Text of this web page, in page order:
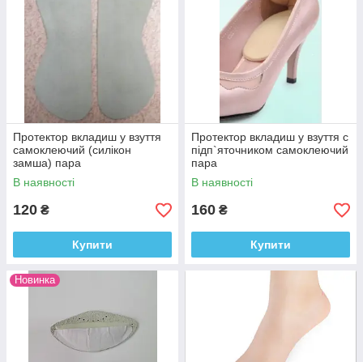
Протектор вкладиш у взуття
самоклеючий (силікон
замша) пара
В наявності
120 ₴
Купити
Протектор вкладиш у взуття c
підп`яточником самоклеючий
пара
В наявності
160 ₴
Купити
Новинка